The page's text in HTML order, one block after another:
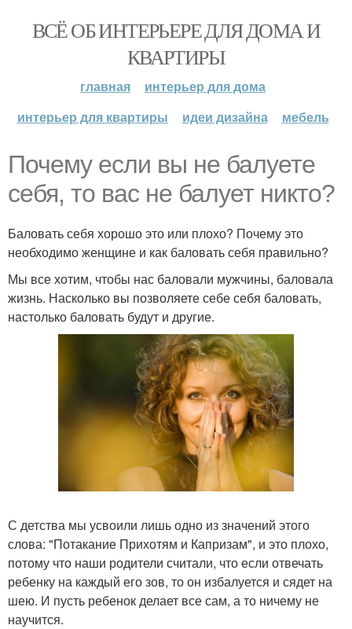
ВСЁ ОБ ИНТЕРЬЕРЕ ДЛЯ ДОМА И
КВАРТИРЫ
главная
интерьер для дома
интерьер для квартиры
идеи дизайна мебель
Почему если вы не балуете
себя, то вас не балует никто?
Баловать себя хорошо это или плохо? Почему это
необходимо женщине и как баловать себя правильно?
Мы все хотим, чтобы нас баловали мужчины, баловала
жизнь. Насколько вы позволяете себе себя баловать,
настолько баловать будут и другие.
С детства мы усвоили лишь одно из значений этого
слова: "Потакание Прихотям и Капризам", и это плохо,
потому что наши родители считали, что если отвечать
ребенку на каждый его зов, то он избалуется и сядет на
шею. И пусть ребенок делает все сам, а то ничему не
научится.